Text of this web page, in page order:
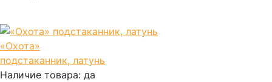
«Охота»
подстаканник, латунь
Наличие товара: да